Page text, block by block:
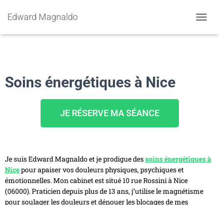
Edward Magnaldo
U
N
I
Soins énergétiques à Nice
JE RÉSERVE MA SÉANCE
Je suis Edward Magnaldo et je prodigue dessoins énergétiques à
Nicepour apaiser vos douleurs physiques, psychiques et
émotionnelles. Mon cabinet est situé 10 rue Rossini à Nice
(06000). Praticien depuis plus de 13 ans, j’utilise le magnétisme
pour soulager les douleurs et dénouer les blocages de mes